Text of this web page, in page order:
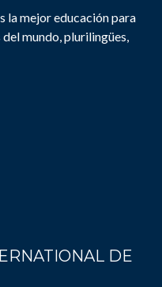
la mejor educación para
mundo, plurilingües,
DE